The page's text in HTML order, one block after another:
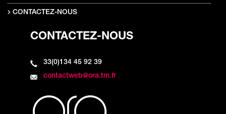
CONTACTEZ-NOUS
CONTACTEZ-NOUS
33(0)134 45 92 39
contactweb@ora.tm.fr